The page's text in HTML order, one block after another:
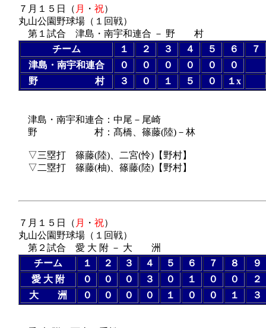
７月１５日（ 月 ・ 祝）
丸山公園野球場（１回戦）
第１試合 津島・南宇和連合 － 野 村
チーム
１ ２ ３ ４ ５ ６
７
津島・南宇和連合
０ ０ ０ ０ ０
０
野 村
３ ０ １ ５ ０
１x
津島・南宇和連合：中尾－尾崎
野 村：髙橋、篠藤(陸)－林
▽三塁打 篠藤(陸)、二宮(怜)【野村】
▽二塁打 篠藤(柚)、篠藤(陸)【野村】
７月１５日（ 月 ・ 祝）
丸山公園野球場（１回戦）
第２試合 愛 大 附 － 大 洲
チーム
１ ２ ３ ４ ５ ６ ７ ８
９
愛 大 附
０ ０ ０ ３ ０ １ ０ ０
２
大 洲
０ ０ ０ ０ １ ０ ０ １ ３